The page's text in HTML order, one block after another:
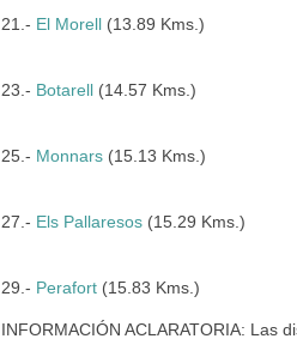
21.- El Morell(13.89 Kms.)
23.- Botarell(14.57 Kms.)
25.- Monnars(15.13 Kms.)
27.- Els Pallaresos(15.29 Kms.)
29.- Perafort(15.83 Kms.)
INFORMACIÓN ACLARATORIA: Las